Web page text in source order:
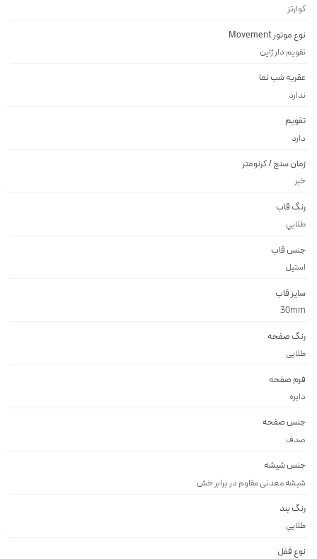
کوارتز
نوع موتور Movement
تقويم دار ژاپن
عقربه شب نما
ندارد
تقویم
دارد
زمان سنج / کرنومتر
خیر
رنگ قاب
طلايي
جنس قاب
استيل
سایز قاب
30mm
رنگ صفحه
طلايى
فرم صفحه
دايره
جنس صفحه
صدف
جنس شیشه
شيشه معدنى مقاوم در برابر خش
رنگ بند
طلايي
نوع قفل